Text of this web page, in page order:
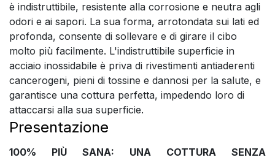
è indistruttibile, resistente alla corrosione e neutra agli
odori e ai sapori. La sua forma, arrotondata sui lati ed
profonda, consente di sollevare e di girare il cibo
molto più facilmente. L'indistruttibile superficie in
acciaio inossidabile è priva di rivestimenti antiaderenti
cancerogeni, pieni di tossine e dannosi per la salute, e
garantisce una cottura perfetta, impedendo loro di
attaccarsi alla sua superficie.
Presentazione
100% PIÙ SANA: UNA COTTURA SENZA